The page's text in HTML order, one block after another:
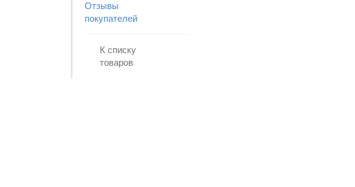
Отзывы
покупателей
К списку
товаров